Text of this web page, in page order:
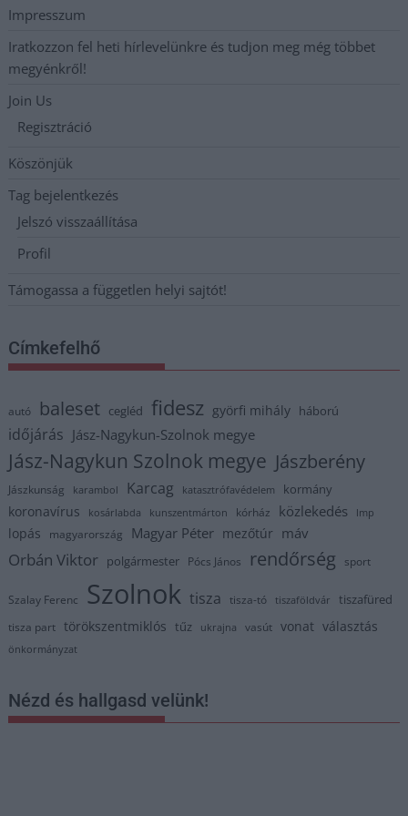
Impresszum
Iratkozzon fel heti hírlevelünkre és tudjon meg még többet
megyénkről!
Join Us
Regisztráció
Köszönjük
Tag bejelentkezés
Jelszó visszaállítása
Profil
Támogassa a független helyi sajtót!
Címkefelhő
autó baleset cegléd fidesz györfi mihály háború
időjárás Jász-Nagykun-Szolnok megye
Jász-Nagykun Szolnok megye Jászberény
Jászkunság karambol Karcag katasztrófavédelem kormány
koronavírus kosárlabda kunszentmárton kórház közlekedés lmp
lopás magyarország Magyar Péter mezőtúr máv
Orbán Viktor polgármester Pócs János rendőrség sport
Szalay Ferenc Szolnok tisza tisza-tó tiszaföldvár tiszafüred
tisza part törökszentmiklós tűz ukrajna vasút vonat választás
önkormányzat
Nézd és hallgasd velünk!